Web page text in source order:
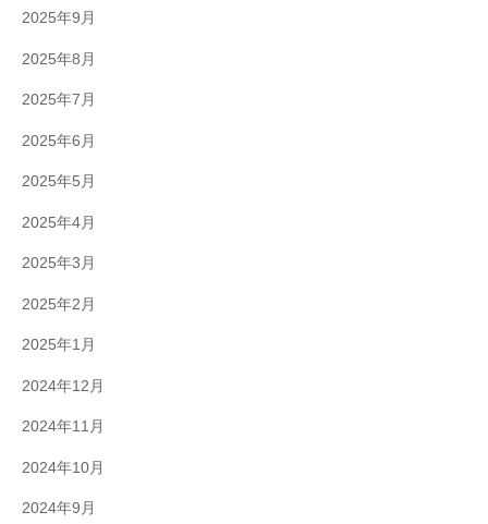
2025年9月
2025年8月
2025年7月
2025年6月
2025年5月
2025年4月
2025年3月
2025年2月
2025年1月
2024年12月
2024年11月
2024年10月
2024年9月